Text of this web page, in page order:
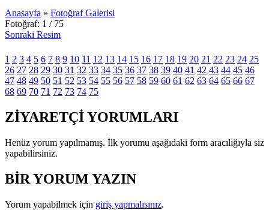
Anasayfa » Fotoğraf Galerisi
Fotoğraf: 1 / 75
Sonraki Resim
1 2 3 4 5 6 7 8 9 10 11 12 13 14 15 16 17 18 19 20 21 22 23 24 25
26 27 28 29 30 31 32 33 34 35 36 37 38 39 40 41 42 43 44 45 46
47 48 49 50 51 52 53 54 55 56 57 58 59 60 61 62 63 64 65 66 67
68 69 70 71 72 73 74 75
ZİYARETÇİ YORUMLARI
Henüz yorum yapılmamış. İlk yorumu aşağıdaki form aracılığıyla siz
yapabilirsiniz.
BİR YORUM YAZIN
Yorum yapabilmek için giriş yapmalısınız.